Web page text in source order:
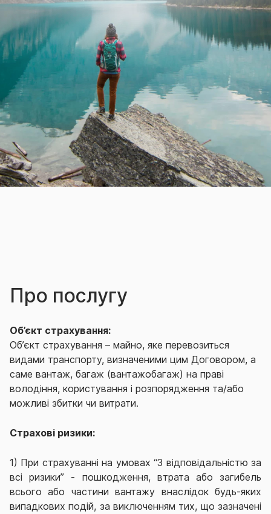
Про послугу
Об’єкт страхування:
Об’єкт страхування – майно, яке перевозиться
видами транспорту, визначеними цим Договором, а
саме вантаж, багаж (вантажобагаж) на праві
володіння, користування і розпорядження та/або
можливі збитки чи витрати.
Страхові ризики:
1) При страхуванні на умовах “З відповідальністю за
всі ризики” - пошкодження, втрата або загибель
всього або частини вантажу внаслідок будь-яких
випадкових подій, за виключенням тих, що зазначені